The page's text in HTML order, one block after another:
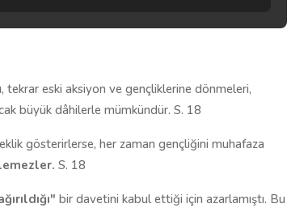
tekrar eski aksiyon ve gençliklerine dönmeleri,
büyük dâhilerle mümkündür. S. 18
gösterirlerse, her zaman gençliğini muhafaza
S. 18
bir davetini kabul ettiği için azarlamıştı. Bu